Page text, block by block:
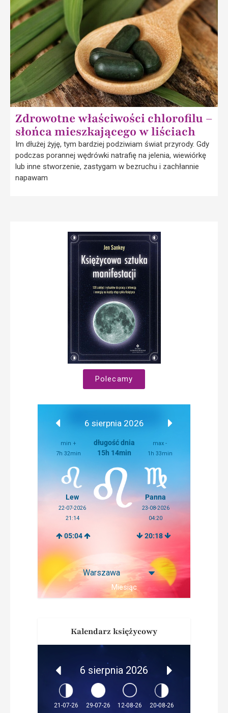
Zdrowotne właściwości chlorofilu –
słońca mieszkającego w liściach
Im dłużej żyję, tym bardziej podziwiam świat przyrody. Gdy
podczas porannej wędrówki natrafię na jelenia, wiewiórkę
lub inne stworzenie, zastygam w bezruchu i zachłannie
napawam
Polecamy
6 sierpnia 2026
min +
7h 32min
długość dnia
15h 14min
max -
1h 33min
Lew
22-07-2026
21:14
Panna
23-08-2026
04:20
05:04 20:18
Miesiąc
Kalendarz księżycowy
6 sierpnia 2026
21-07-26 29-07-26 12-08-26 20-08-26